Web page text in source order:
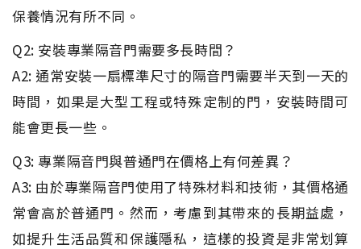
保養情況有所不同。
Q2: 安裝專業隔音門需要多長時間？
A2: 通常安裝一扇標準尺寸的隔音門需要半天到一天的
時間，如果是大型工程或特殊定制的門，安裝時間可
能會更長一些。
Q3: 專業隔音門與普通門在價格上有何差異？
A3: 由於專業隔音門使用了特殊材料和技術，其價格通
常會高於普通門。然而，考慮到其帶來的長期益處，
如提升生活品質和保護隱私，這樣的投資是非常划算